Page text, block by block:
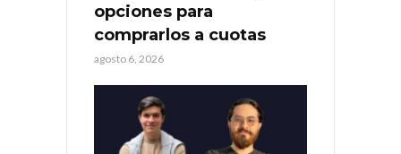
opciones para
comprarlos a cuotas
agosto 6, 2026